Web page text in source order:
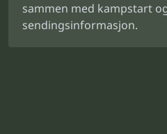
sammen med kampstart
sendingsinformasjon.